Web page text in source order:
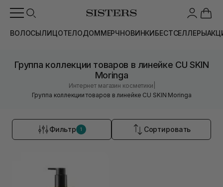
ВОЛОСЫЛИЦОТЕЛОДОММЕРЧНОВИНКИБЕСТСЕЛЛЕРЫ
Группа коллекции товаров в линейке CU SKIN
Moringa
Интернет магазин косметики
Группа коллекции товаров в линейке CU SKIN Moringa
Фильтр 1 Сортировать